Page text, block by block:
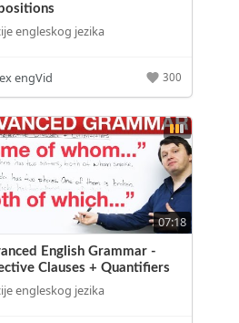
engleskog jezika
engVid 300
07:18
English Grammar -
Clauses + Quantifiers
engleskog jezika